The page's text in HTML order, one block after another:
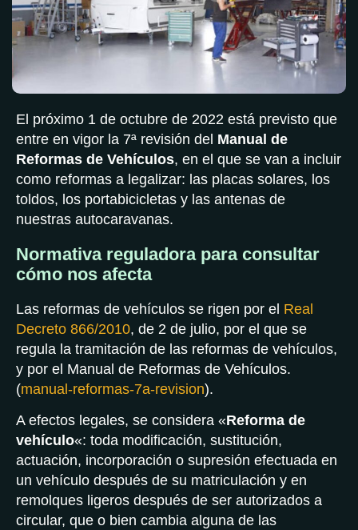
El próximo 1 de octubre de 2022 está previsto que
entre en vigor la 7ª revisión del Manual de
Reformas de Vehículos, en el que se van a incluir
como reformas a legalizar: las placas solares, los
toldos, los portabicicletas y las antenas de
nuestras autocaravanas.
Normativa reguladora para consultar
cómo nos afecta
Las reformas de vehículos se rigen por el Real
Decreto 866/2010, de 2 de julio, por el que se
regula la tramitación de las reformas de vehículos,
y por el Manual de Reformas de Vehículos.
(manual-reformas-7a-revision).
A efectos legales, se considera «Reforma de
vehículo«: toda modificación, sustitución,
actuación, incorporación o supresión efectuada en
un vehículo después de su matriculación y en
remolques ligeros después de ser autorizados a
circular, que o bien cambia alguna de las